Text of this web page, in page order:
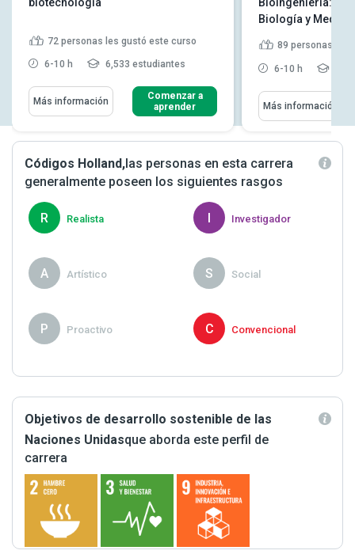
72 personas les gustó este curso
6-10 h 6,533 estudiantes
Más información
Comenzar a
aprender
Biología y
89 personas les
6-10 h
Más información
Códigos Holland, las personas en esta carrera
generalmente poseen los siguientes rasgos
R Realista Investigador
A Artístico S Social
P Proactivo C Convencional
Objetivos de desarrollo sostenible de las
Naciones Unidasque aborda este perfil de
carrera